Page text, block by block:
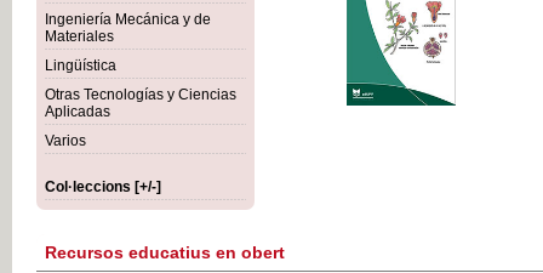
Ingeniería Mecánica y de
Materiales
Lingüística
Otras Tecnologías y Ciencias
Aplicadas
Varios
Col·leccions [+/-]
Recursos educatius en obert